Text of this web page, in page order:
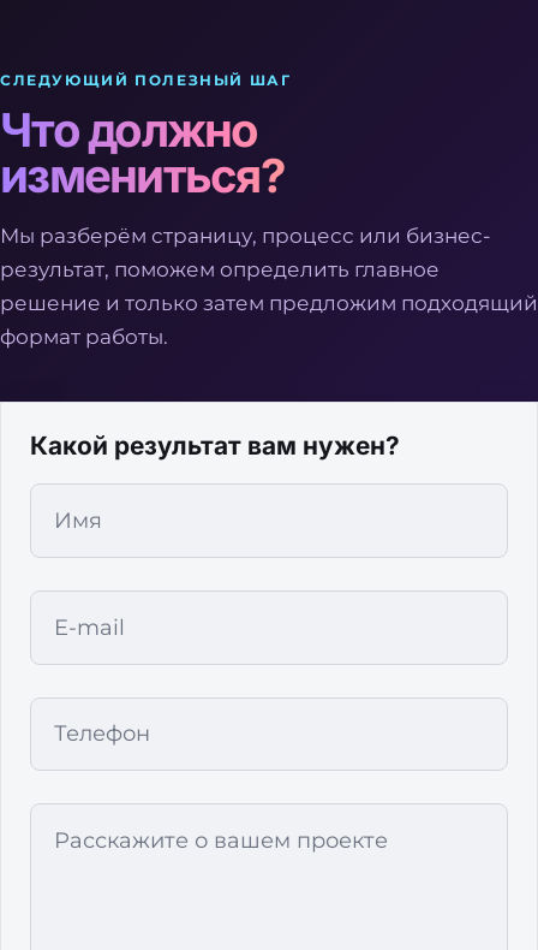
СЛЕДУЮЩИЙ ПОЛЕЗНЫЙ ШАГ
Что должно
измениться?
Мы разберём страницу, процесс или бизнес-
результат, поможем определить главное
решение и только затем предложим подходящий
формат работы.
Какой результат вам нужен?